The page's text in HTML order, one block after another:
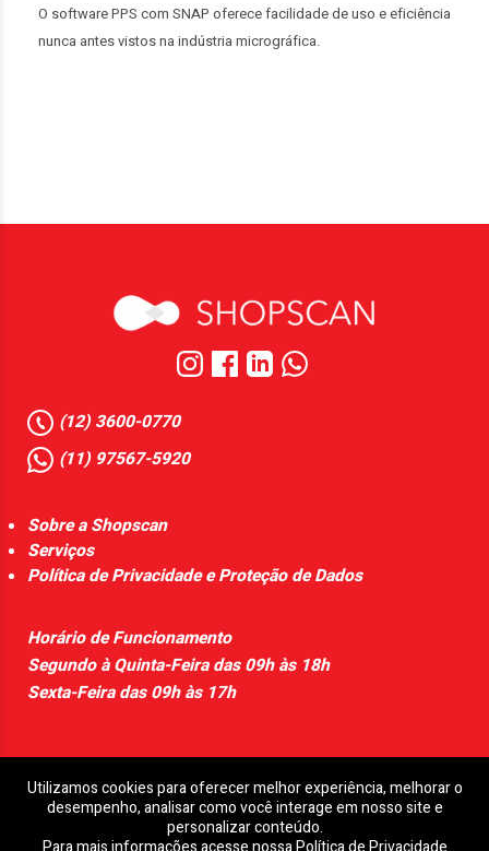
O software PPS com SNAP oferece facilidade de uso e eficiência
nunca antes vistos na indústria micrográfica.
(12) 3600-0770
(11) 97567-5920
Sobre a Shopscan
Serviços
Política de Privacidade e Proteção de Dados
Horário de Funcionamento
Segundo à Quinta-Feira das 09h às 18h
Sexta-Feira das 09h às 17h
Shopscan - Distribuidora de Scanners Profissionais /
Utilizamos cookies para oferecer melhor experiência, melhorar o
desempenho, analisar como você interage em nosso site e
personalizar conteúdo.